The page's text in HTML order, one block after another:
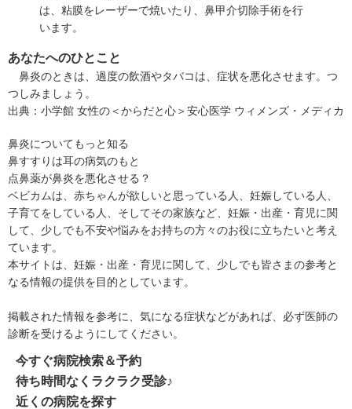
は、粘膜をレーザーで焼いたり、鼻甲介切除手術を行
います。
あなたへのひとこと
鼻炎のときは、過度の飲酒やタバコは、症状を悪化させます。つ
つしみましょう。
出典： 小学館 女性の＜からだと心＞安心医学 ウィメンズ・メディカ
鼻炎についてもっと知る
鼻すすりは耳の病気のもと
点鼻薬が鼻炎を悪化させる？
ベビカムは、赤ちゃんが欲しいと思っている人、妊娠している人、
子育てをしている人、そしてその家族など、妊娠・出産・育児に関
して、少しでも不安や悩みをお持ちの方々のお役に立ちたいと考え
ています。
本サイトは、妊娠・出産・育児に関して、少しでも皆さまの参考と
なる情報の提供を目的としています。
掲載された情報を参考に、気になる症状などがあれば、必ず医師の
診断を受けるようにしてください。
今すぐ病院検索＆予約
待ち時間なくラクラク受診♪
近くの病院を探す